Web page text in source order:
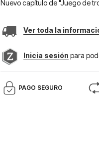
Nuevo capítulo de "Juego de
Ver toda la
Inicia sesión para
PAGO SEGURO